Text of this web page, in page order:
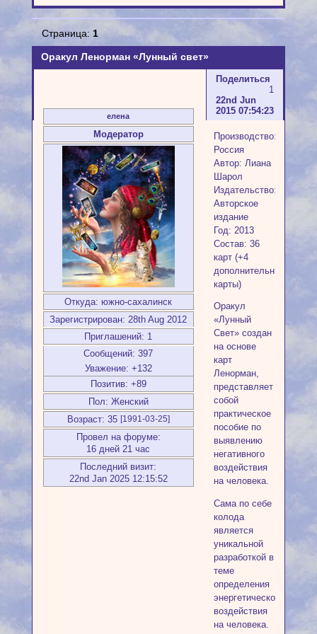
Оракул Ленорман «Лунный свет»
Страница: 1
Поделиться
1
22nd Jun
2015 07:54:23
елена
Модератор
Откуда: южно-сахалинск
Зарегистрирован: 28th Aug 2012
Приглашений: 1
Сообщений: 397
Уважение: +132
Позитив: +89
Пол: Женский
Возраст: 35 [1991-03-25]
Провел на форуме:
16 дней 21 час
Последний визит:
22nd Jan 2025 12:15:52
Производство:
Россия
Автор: Лиана
Шарол
Издательство:
Авторское
издание
Год: 2013
Состав: 36
карт (+4
дополнительные
карты)
Оракул
«Лунный
Свет» создан
на основе
карт
Ленорман,
представляет
собой
практическое
пособие по
выявлению
негативного
воздействия
на человека.
Сама по себе
колода
является
уникальной
разработкой в
теме
определения
энергетического
воздействия
на человека.